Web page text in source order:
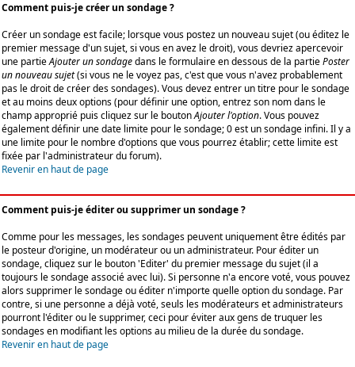
Comment puis-je créer un sondage ?
Créer un sondage est facile; lorsque vous postez un nouveau sujet (ou éditez le
premier message d'un sujet, si vous en avez le droit), vous devriez apercevoir
une partieAjouter un sondagedans le formulaire en dessous de la partiePoster
un nouveau sujet(si vous ne le voyez pas, c'est que vous n'avez probablement
pas le droit de créer des sondages). Vous devez entrer un titre pour le sondage
et au moins deux options (pour définir une option, entrez son nom dans le
champ approprié puis cliquez sur le boutonAjouter l'option. Vous pouvez
également définir une date limite pour le sondage; 0 est un sondage infini. Il y a
une limite pour le nombre d'options que vous pourrez établir; cette limite est
fixée par l'administrateur du forum).
Revenir en haut de page
Comment puis-je éditer ou supprimer un sondage ?
Comme pour les messages, les sondages peuvent uniquement être édités par
le posteur d'origine, un modérateur ou un administrateur. Pour éditer un
sondage, cliquez sur le bouton 'Editer' du premier message du sujet (il a
toujours le sondage associé avec lui). Si personne n'a encore voté, vous pouvez
alors supprimer le sondage ou éditer n'importe quelle option du sondage. Par
contre, si une personne a déjà voté, seuls les modérateurs et administrateurs
pourront l'éditer ou le supprimer, ceci pour éviter aux gens de truquer les
sondages en modifiant les options au milieu de la durée du sondage.
Revenir en haut de page